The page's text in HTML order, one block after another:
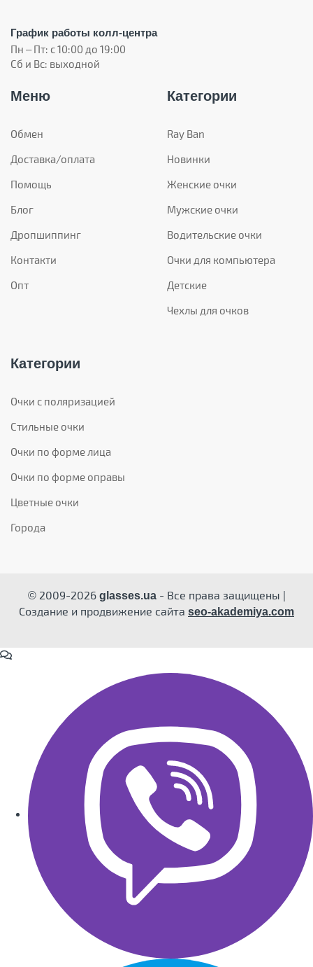
График работы колл-центра
Пн – Пт: с 10:00 до 19:00
Сб и Вс: выходной
Меню
Обмен
Доставка/оплата
Помощь
Блог
Дропшиппинг
Контакти
Опт
Категории
Ray Ban
Новинки
Женские очки
Мужские очки
Водительские очки
Очки для компьютера
Детские
Чехлы для очков
Категории
Очки с поляризацией
Стильные очки
Очки по форме лица
Очки по форме оправы
Цветные очки
Города
© 2009-2026glasses.ua- Все права защищены |
Создание и продвижение сайта seo-akademiya.com